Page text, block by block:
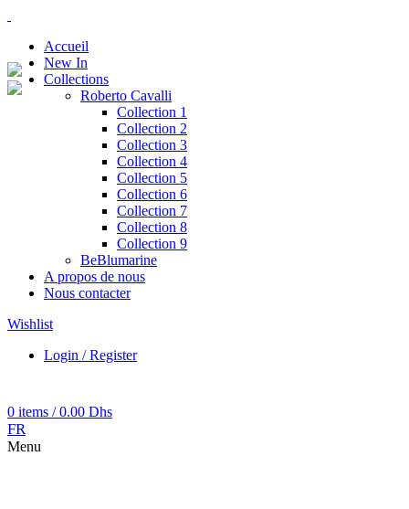
Accueil
New In
Collections
Roberto Cavalli
Collection 1
Collection 2
Collection 3
Collection 4
Collection 5
Collection 6
Collection 7
Collection 8
Collection 9
BeBlumarine
A propos de nous
Nous contacter
Wishlist
Login / Register
0 items / 0.00 Dhs
FR
Menu